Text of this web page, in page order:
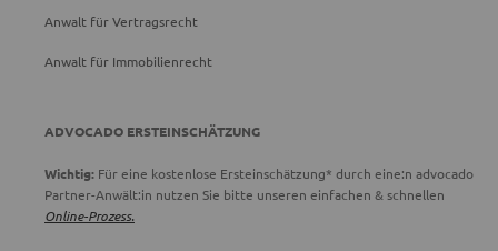
Anwalt für Vertragsrecht
Anwalt für Immobilienrecht
ADVOCADO ERSTEINSCHÄTZUNG
Wichtig: Für eine kostenlose Ersteinschätzung* durch eine:n advocado
Partner-Anwält:in nutzen Sie bitte unseren einfachen & schnellen
Online-Prozess.